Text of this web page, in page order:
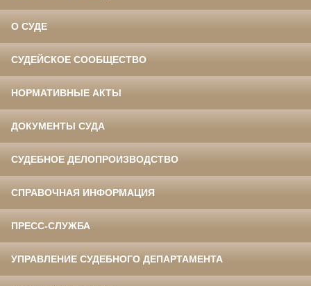
О СУДЕ
СУДЕЙСКОЕ СООБЩЕСТВО
НОРМАТИВНЫЕ АКТЫ
ДОКУМЕНТЫ СУДА
СУДЕБНОЕ ДЕЛОПРОИЗВОДСТВО
СПРАВОЧНАЯ ИНФОРМАЦИЯ
ПРЕСС-СЛУЖБА
УПРАВЛЕНИЕ СУДЕБНОГО ДЕПАРТАМЕНТА